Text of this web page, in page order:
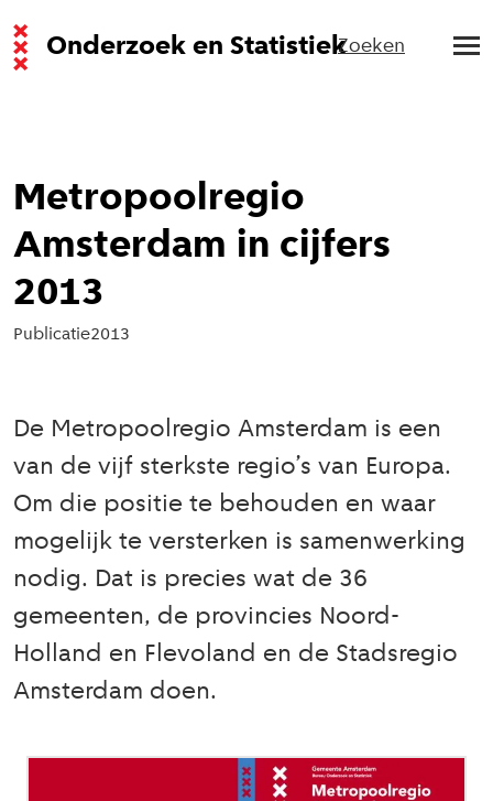
Onderzoek en StatistiekZoeken
Metropoolregio
Amsterdam in cijfers
2013
Publicatie2013
De Metropoolregio Amsterdam is een
van de vijf sterkste regio’s van Europa.
Om die positie te behouden en waar
mogelijk te versterken is samenwerking
nodig. Dat is precies wat de 36
gemeenten, de provincies Noord-
Holland en Flevoland en de Stadsregio
Amsterdam doen.